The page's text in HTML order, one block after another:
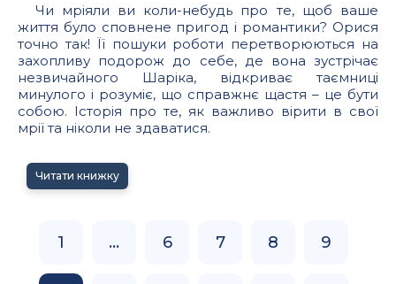
Чи мріяли ви коли-небудь про те, щоб ваше
життя було сповнене пригод і романтики? Орися
точно так! Її пошуки роботи перетворюються на
захопливу подорож до себе, де вона зустрічає
незвичайного Шаріка, відкриває таємниці
минулого і розуміє, що справжнє щастя – це бути
собою. Історія про те, як важливо вірити в свої
мрії та ніколи не здаватися.
Читати книжку
1 ... 6 7 8 9